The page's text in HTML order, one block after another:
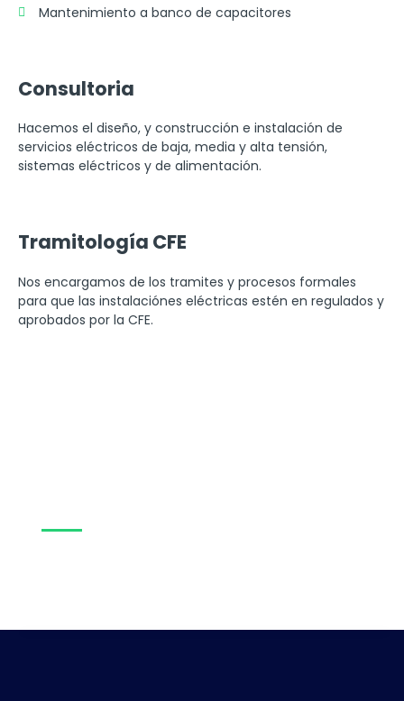
Mantenimiento a banco de capacitores
Consultoria
Hacemos el diseño, y construcción e instalación de
servicios eléctricos de baja, media y alta tensión,
sistemas eléctricos y de alimentación.
Tramitología CFE
Nos encargamos de los tramites y procesos formales
para que las instalaciónes eléctricas estén en regulados y
aprobados por la CFE.